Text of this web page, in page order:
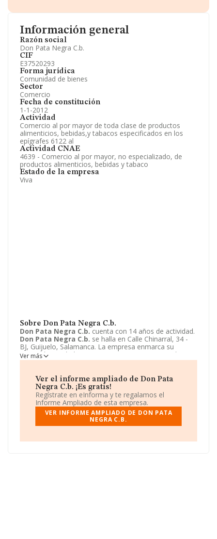
Información general
Razón social
Don Pata Negra C.b.
CIF
E37520293
Forma jurídica
Comunidad de bienes
Sector
Comercio
Fecha de constitución
1-1-2012
Actividad
Comercio al por mayor de toda clase de productos
alimenticios, bebidas,y tabacos especificados en los
epígrafes 6122 al
Actividad CNAE
4639 - Comercio al por mayor, no especializado, de
productos alimenticios, bebidas y tabaco
Estado de la empresa
Viva
Sobre Don Pata Negra C.b.
Don Pata Negra C.b. cuenta con 14 años de actividad.
Don Pata Negra C.b. se halla en Calle Chinarral, 34 -
BJ, Guijuelo, Salamanca. La empresa enmarca su
principal actividad CNAE como 4639 - Comercio al por
mayor, no especializado, de productos alimenticios,
jurídica de Comunidad de bienes.
Ver más
Ver el informe ampliado de Don Pata
Negra C.b. ¡Es gratis!
Regístrate en eInforma y te regalamos el
Informe Ampliado de esta empresa.
VER INFORME AMPLIADO DE DON PATA
NEGRA C.B.
Información oficial y registral complementaria.